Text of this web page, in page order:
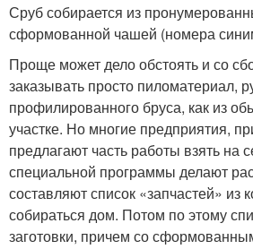
Сруб собирается из
сформованной чашей (номера
Проще может дело обстоять и со
заказывать просто пиломатериал,
профилированного бруса, как из
участке. Но многие предприятия,
предлагают часть работы взять на
специальной программы делают
составляют список «запчастей» из
собираться дом. Потом по этому
заготовки, причем со